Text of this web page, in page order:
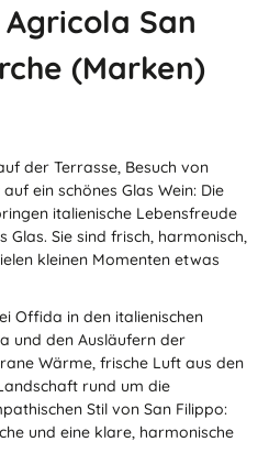
San
(Marken)
der Terrasse, Besuch von
ein schönes Glas Wein: Die
italienische Lebensfreude
Sie sind frisch, harmonisch,
kleinen Momenten etwas
Offida in den italienischen
und den Ausläufern der
Wärme, frische Luft aus den
rund um die
Stil von San Filippo:
und eine klare, harmonische